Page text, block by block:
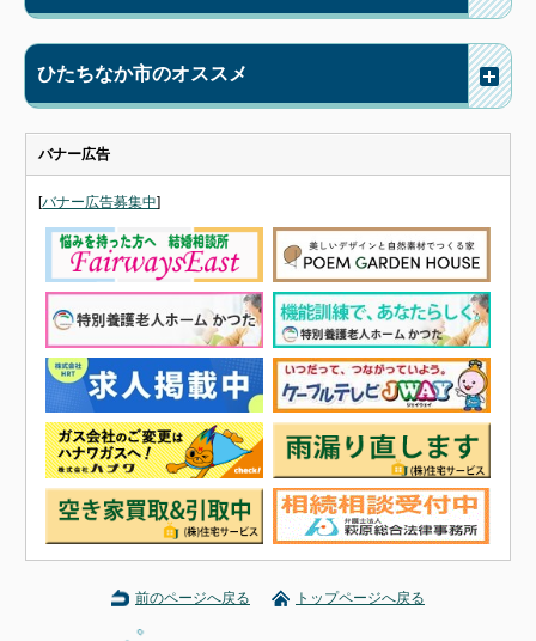
ひたちなか市のオススメ
バナー広告
[バナー広告募集中]
前のページへ戻る トップページへ戻る